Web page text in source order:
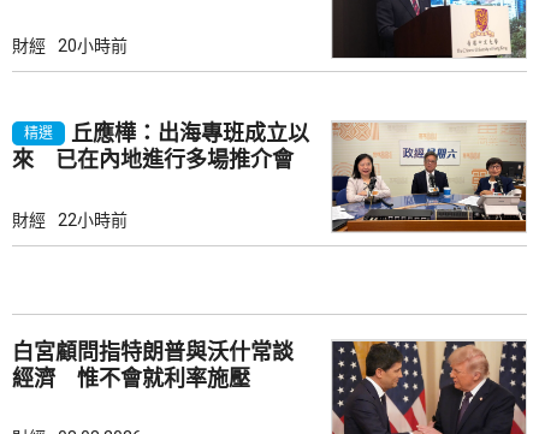
財經 20小時前
精選
丘應樺：出海專班成立以
來 已在內地進行多場推介會
財經 22小時前
白宮顧問指特朗普與沃什常談
經濟 惟不會就利率施壓